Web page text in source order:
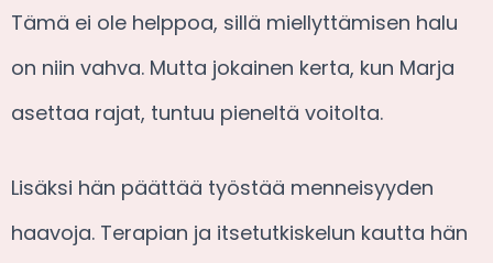
Tämä ei ole helppoa, sillä miellyttämisen halu
on niin vahva. Mutta jokainen kerta, kun Marja
asettaa rajat, tuntuu pieneltä voitolta.
Lisäksi hän päättää työstää menneisyyden
haavoja. Terapian ja itsetutkiskelun kautta hän